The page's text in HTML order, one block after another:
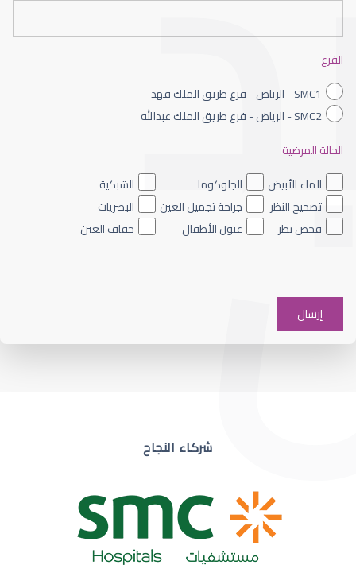
ضعف نظر الاطفال
ضعف نظر العين اليسرى
ضعف نظر مفاجئ
الفرع
SMC1 - الرياض - فرع طريق الملك فهد
SMC2 - الرياض - فرع طريق الملك عبدالله
الحالة المرضية
الماء الأبيض
الجلوكوما
الشبكية
تصحيح النظر
جراحة تجميل العين
البصريات
فحص نظر
عيون الأطفال جفاف العين
شركاء النجاح